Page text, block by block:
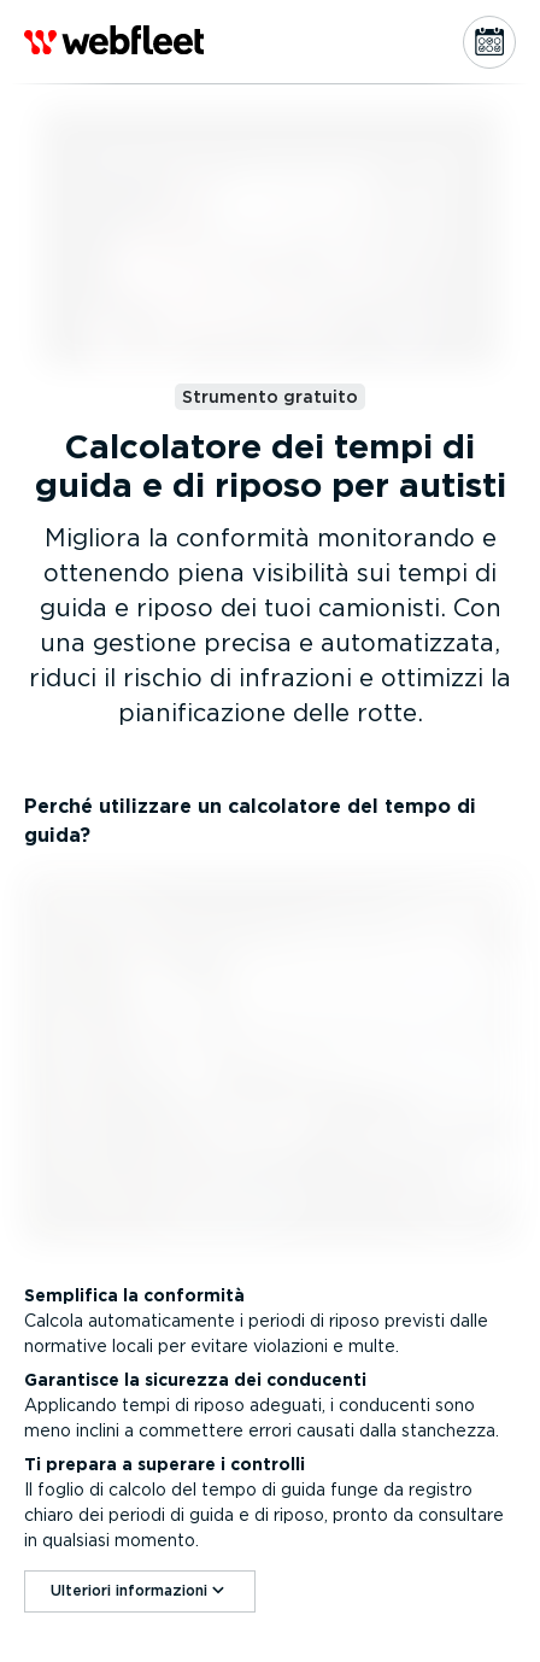
Strumento gratuito
Calcolatore dei tempi di
guida e di riposo per autisti
Migliora la conformità monitorando e
ottenendo piena visibilità sui tempi di
guida e riposo dei tuoi camionisti. Con
una gestione precisa e automa­tizzata,
riduci il rischio di infrazioni e ottimizzi la
piani­fi­ca­zione delle rotte.
Perché utilizzare un calcolatore del tempo di
guida?
Semplifica la conformità
Calcola automa­ti­ca­mente i periodi di riposo previsti dalle
normative locali per evitare violazioni e multe.
Garantisce la sicurezza dei conducenti
Applicando tempi di riposo adeguati, i conducenti sono
meno inclini a commettere errori causati dalla stanchezza.
Ti prepara a superare i controlli
Il foglio di calcolo del tempo di guida funge da registro
chiaro dei periodi di guida e di riposo, pronto da consultare
in qualsiasi momento.
Ulteriori infor­ma­zioni